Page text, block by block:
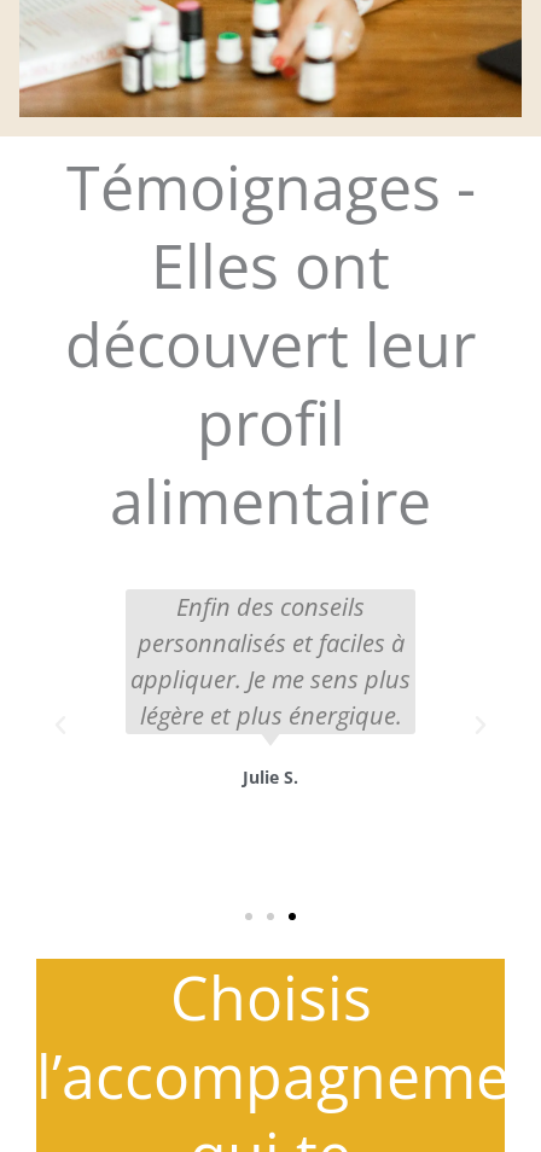
Témoignages -
Elles ont
découvert leur
profil
alimentaire
J’ai enfin compris pourquoi
certains aliments me
fatiguaient autant. Les
ajustements proposés ont
été simples et très
efficaces. Je recommande!
Choisis